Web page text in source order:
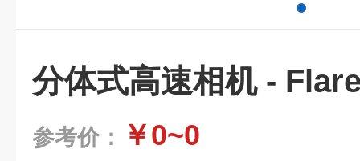
分体式高速相机 -
参考价： ￥0~0